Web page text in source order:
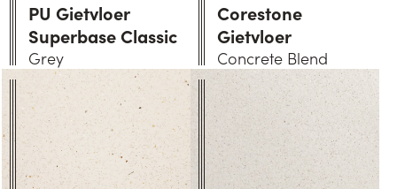
PU Gietvloer
Superbase Classic
Grey
Corestone
Gietvloer
Concrete Blend